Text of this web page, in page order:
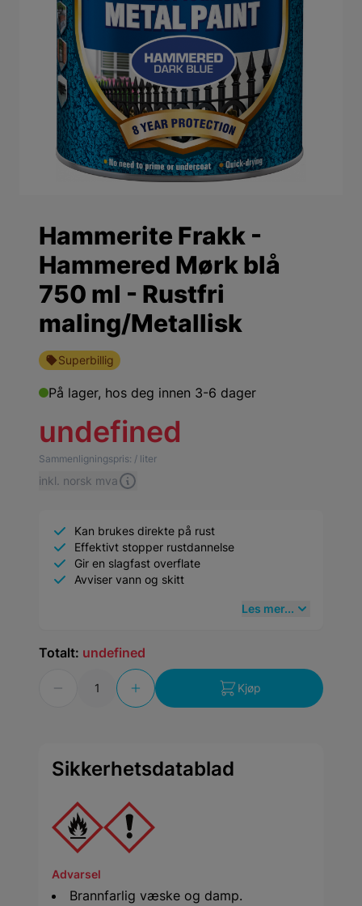
Hammerite Frakk -
Hammered Mørk blå
750 ml - Rustfri
maling/Metallisk
Superbillig
På lager, hos deg innen 3-6 dager
Totalt: undefined
Kjøp
undefined
Sammenligningspris: / liter
inkl. norsk mva
Kan brukes direkte på rust
Effektivt stopper rustdannelse
Gir en slagfast overflate
Avviser vann og skitt
Les mer...
Sikkerhetsdatablad
Advarsel
Brannfarlig væske og damp.